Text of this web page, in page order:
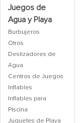
Juegos de
Agua y Playa
Burbujeros
Otros
Deslizadores de
Agua
Centros de Juegos
Inflables
Inflables para
Piscina
Juguetes de Playa